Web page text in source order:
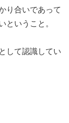
り合いであって
ということ。
して認識してい